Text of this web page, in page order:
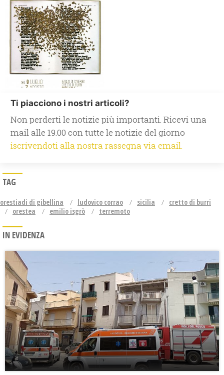
Ti piacciono i nostri articoli?
Non perderti le notizie più importanti. Ricevi una
mail alle 19.00 con tutte le notizie del giorno
iscrivendoti alla nostra rassegna via email.
TAG
orestiadi di gibellina ludovico corrao sicilia
cretto di burri
orestea
emilio isgrò terremoto
IN EVIDENZA